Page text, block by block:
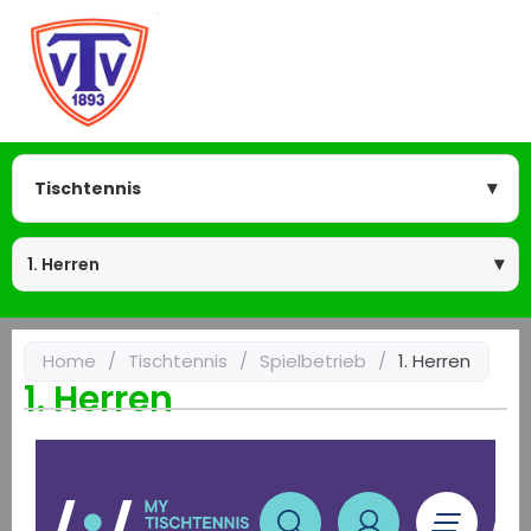
Tischtennis
1. Herren
Home / Tischtennis / Spielbetrieb / 1. Herren
1. Herren